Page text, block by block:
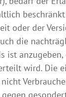
oder der
die
ist
wird. Die